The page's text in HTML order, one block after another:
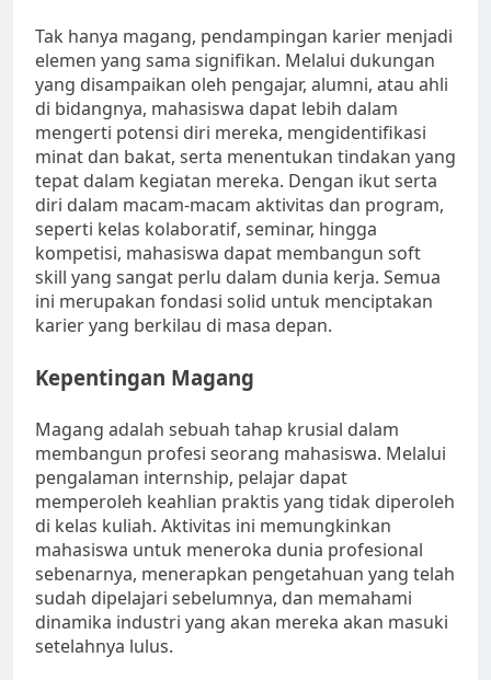
Tak hanya magang, pendampingan karier menjadi
elemen yang sama signifikan. Melalui dukungan
yang disampaikan oleh pengajar, alumni, atau ahli
di bidangnya, mahasiswa dapat lebih dalam
mengerti potensi diri mereka, mengidentifikasi
minat dan bakat, serta menentukan tindakan yang
tepat dalam kegiatan mereka. Dengan ikut serta
diri dalam macam-macam aktivitas dan program,
seperti kelas kolaboratif, seminar, hingga
kompetisi, mahasiswa dapat membangun soft
skill yang sangat perlu dalam dunia kerja. Semua
ini merupakan fondasi solid untuk menciptakan
karier yang berkilau di masa depan.
Kepentingan Magang
Magang adalah sebuah tahap krusial dalam
membangun profesi seorang mahasiswa. Melalui
pengalaman internship, pelajar dapat
memperoleh keahlian praktis yang tidak diperoleh
di kelas kuliah. Aktivitas ini memungkinkan
mahasiswa untuk meneroka dunia profesional
sebenarnya, menerapkan pengetahuan yang telah
sudah dipelajari sebelumnya, dan memahami
dinamika industri yang akan mereka akan masuki
setelahnya lulus.